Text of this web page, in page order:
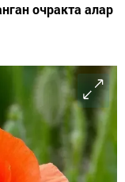
очракта алар